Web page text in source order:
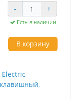
она идеально
интерьеров.
и
использовании,
для вашего
- +
Есть в наличии
В корзину